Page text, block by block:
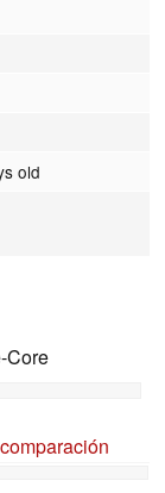
old
Core